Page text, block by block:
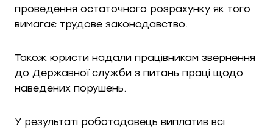
проведення остаточного розрахунку як того
вимагає трудове законодавство.
Також юристи надали працівникам звернення
до Державної служби з питань праці щодо
наведених порушень.
У результаті роботодавець виплатив всі